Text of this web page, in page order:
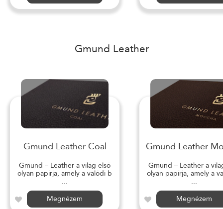
Gmund Leather
Gmund Leather Coal
Gmund – Leather a világ első
olyan papírja, amely a valódi b
...
Megnézem
Gmund Leather
Gmund – Leather a
olyan papírja, amely a
...
Megnézem